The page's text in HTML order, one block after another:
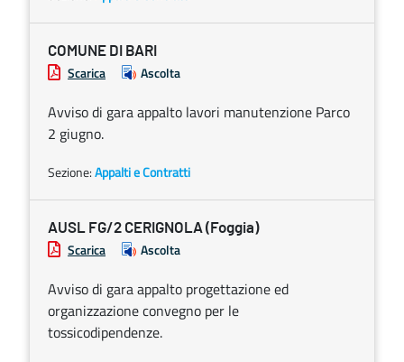
COMUNE DI BARI
Scarica Ascolta
Avviso di gara appalto lavori manutenzione Parco
2 giugno.
Sezione:Appalti e Contratti
AUSL FG/2 CERIGNOLA (Foggia)
Scarica Ascolta
Avviso di gara appalto progettazione ed
organizzazione convegno per le
tossicodipendenze.